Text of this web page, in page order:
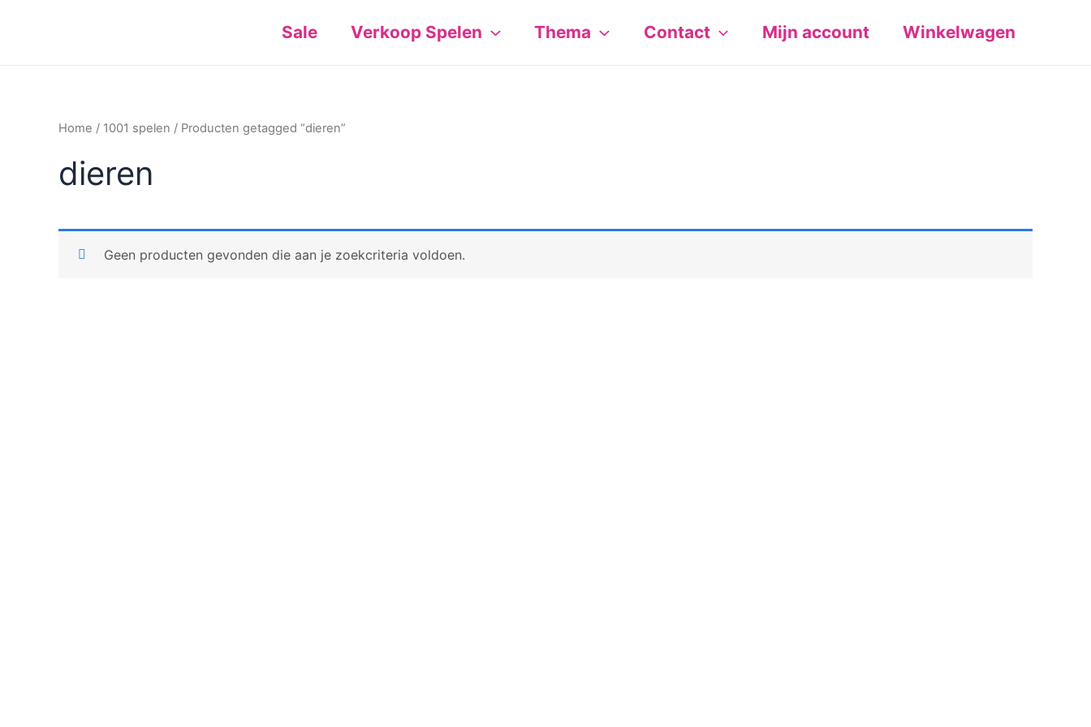
Sale Verkoop Spelen Thema Contact Mijn account Winkelwagen
Home / 1001 spelen / Producten getagged “dieren”
dieren
Geen producten gevonden die aan je zoekcriteria voldoen.